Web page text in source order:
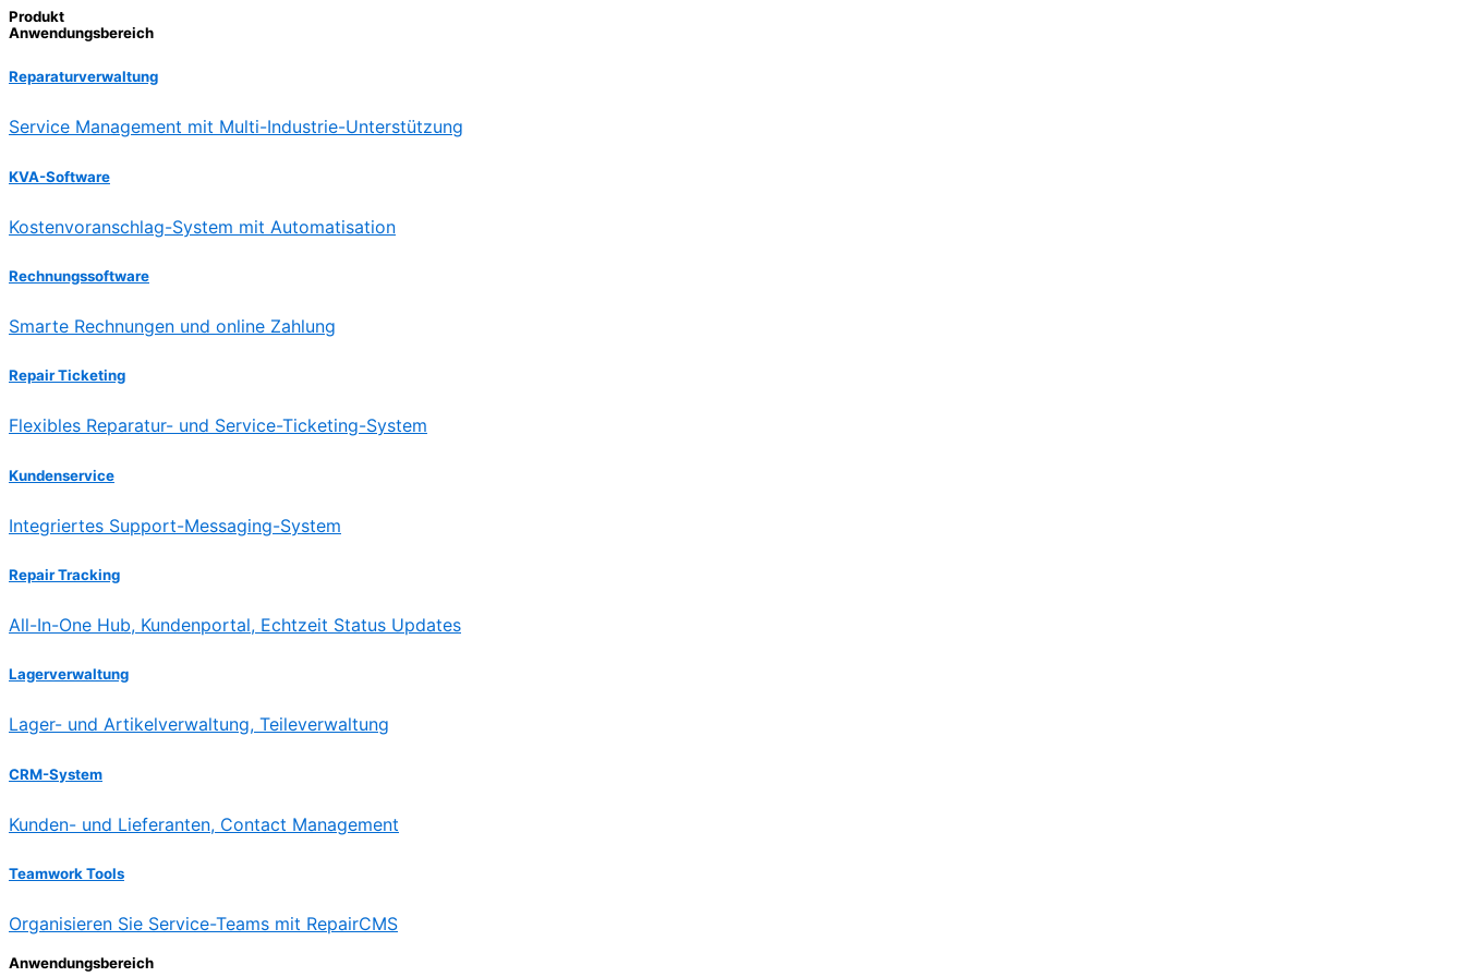
Produkt
Anwendungsbereich
Reparaturverwaltung
Service Management mit Multi-Industrie-Unterstützung
KVA-Software
Kostenvoranschlag-System mit Automatisation
Rechnungssoftware
Smarte Rechnungen und online Zahlung
Repair Ticketing
Flexibles Reparatur- und Service-Ticketing-System
Kundenservice
Integriertes Support-Messaging-System
Repair Tracking
All-In-One Hub, Kundenportal, Echtzeit Status Updates
Lagerverwaltung
Lager- und Artikelverwaltung, Teileverwaltung
CRM-System
Kunden- und Lieferanten, Contact Management
Teamwork Tools
Organisieren Sie Service-Teams mit RepairCMS
Anwendungsbereich